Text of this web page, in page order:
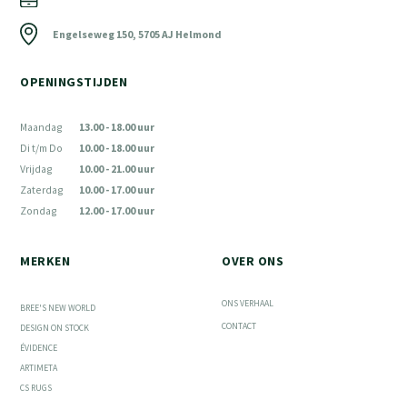
Engelseweg 150, 5705 AJ Helmond
OPENINGSTIJDEN
Maandag
Di t/m Do
Vrijdag
Zaterdag
Zondag
13.00 - 18.00 uur
10.00 - 18.00 uur
10.00 - 21.00 uur
10.00 - 17.00 uur
12.00 - 17.00 uur
MERKEN
BREE'S NEW WORLD
DESIGN ON STOCK
ÉVIDENCE
ARTIMETA
CS RUGS
OVER ONS
ONS VERHAAL
CONTACT